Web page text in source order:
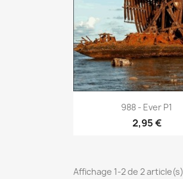
Aperçu rapide
988 - Ever P1
2,95 €
Affichage 1-2 de 2 article(s)